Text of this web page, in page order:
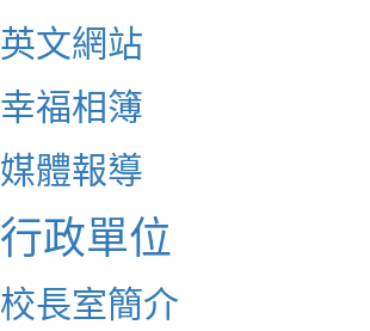
英文網站
幸福相簿
媒體報導
行政單位
校長室簡介